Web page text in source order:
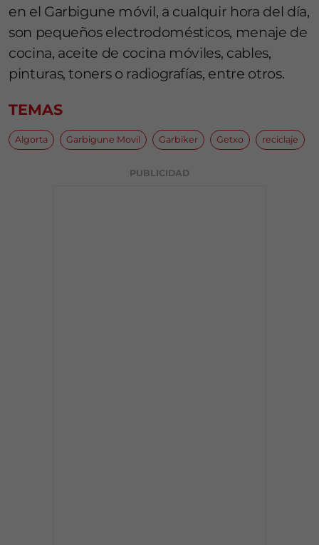
en el Garbigune móvil, a cualquir hora del día,
son pequeños electrodomésticos, menaje de
cocina, aceite de cocina móviles, cables,
pinturas, toners o radiografías, entre otros.
TEMAS
Algorta Garbigune Movil Garbiker Getxo reciclaje
PUBLICIDAD